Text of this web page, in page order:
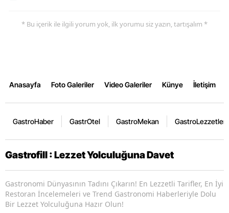
* Bu içerik ile ilgili yorum yok, ilk yorumu siz yazın, tartışalım *
Anasayfa Foto Galeriler Video Galeriler Künye İletişim
GastroHaber GastrOtel GastroMekan GastroLezzetler
Gastrofill : Lezzet Yolculuğuna Davet
Gastronomi Dünyasının Tadını Çıkarın! En Lezzetli Tarifler, En İyi
Restoran İncelemeleri ve Trend Gastronomi Haberleriyle Dolu
Bir Lezzet Yolculuğuna Hazır Olun!